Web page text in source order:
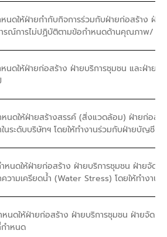
นดให้ฝ่ายกำกับกิจการร่วมกับฝ่ายก่อสร้าง ฝ่า
รณ์การไม่ปฏิบัติตามข้อกำหนดด้านคุณภาพ/ ปริ
นดให้ฝ่ายก่อสร้าง ฝ่ายบริการชุมชน และฝ่ายจั
นดให้ฝ่ายสร้างสรรค์ (สิ่งแวดล้อม) ฝ่ายก่อสร้
ในระดับบริษัทฯ โดยให้ทำงานร่วมกับฝ่ายบัญชีแ
หนดให้ฝ่ายก่อสร้าง ฝ่ายบริการชุมชน ฝ่ายจัดกา
วามเครียดน้ำ (Water Stress) โดยให้ทำงาน
หนดให้ฝ่ายก่อสร้าง ฝ่ายบริการชุมชน ฝ่ายจัดกา
ำหนด